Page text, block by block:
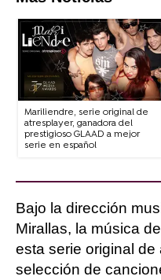
Mariliendre, serie original de
atresplayer, ganadora del
prestigioso GLAAD a mejor
serie en español
Bajo la dirección
Mirallas, la música
esta serie original
selección de